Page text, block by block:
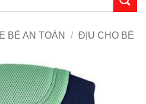
BÉ AN TOÀN / ĐỊU CHO BÉ